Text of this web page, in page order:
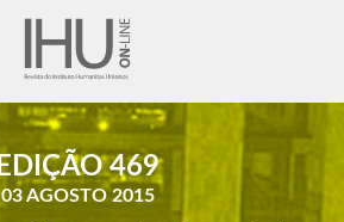
EDIÇÃO 469
03 AGOSTO 2015